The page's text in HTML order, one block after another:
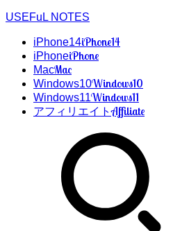
USEFuL NOTES
iPhone14iPhone14
iPhoneiPhone
MacMac
Windows10Windows10
Windows11Windows11
アフィリエイトAffiliate